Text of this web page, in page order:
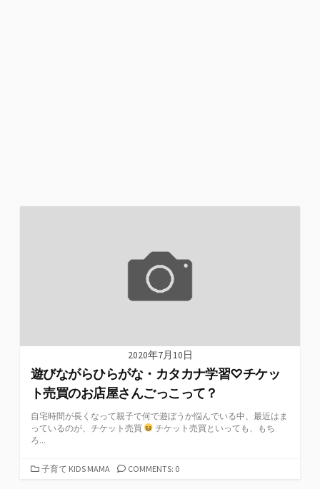
2020年7月10日
遊びながらひらがな・カタカナ学習♡チケッ
ト売買のお店屋さんごっこって？
自宅時間が長くなって親子で何で遊ぼうか悩んでいる中、最近はま
っているのが、チケット売買
チケット売買といっても、もち
ろ...
カ子育て KIDS MAMA COMMENTS: 0